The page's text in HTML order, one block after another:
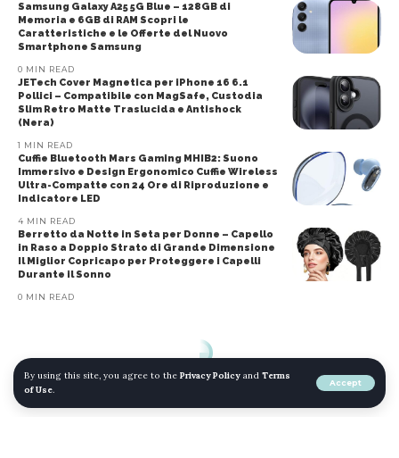
By using this site, you agree to the Privacy Policyand Terms
of Use.
Accept
Samsung Galaxy A25 5G Blue – 128GB di
Memoria e 6GB di RAM Scopri le
Caratteristiche e le Offerte del Nuovo
Smartphone Samsung
0 MIN READ
JETech Cover Magnetica per iPhone 16 6.1
Pollici – Compatibile con MagSafe, Custodia
Slim Retro Matte Traslucida e Antishock
(Nera)
1 MIN READ
Cuffie Bluetooth Mars Gaming MHIB2: Suono
Immersivo e Design Ergonomico Cuffie Wireless
Ultra-Compatte con 24 Ore di Riproduzione e
Indicatore LED
4 MIN READ
Berretto da Notte in Seta per Donne – Capello
in Raso a Doppio Strato di Grande Dimensione
Il Miglior Copricapo per Proteggere i Capelli
Durante il Sonno
0 MIN READ